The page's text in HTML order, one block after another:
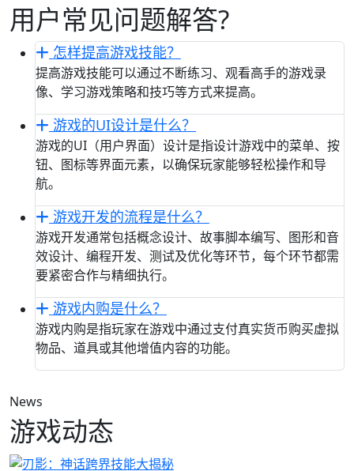
用户常见问题解答?
怎样提高游戏技能？
提高游戏技能可以通过不断练习、观看高手的游戏录
像、学习游戏策略和技巧等方式来提高。
游戏的UI设计是什么？
游戏的UI（用户界面）设计是指设计游戏中的菜单、按
钮、图标等界面元素，以确保玩家能够轻松操作和导
航。
游戏开发的流程是什么？
游戏开发通常包括概念设计、故事脚本编写、图形和音
效设计、编程开发、测试及优化等环节，每个环节都需
要紧密合作与精细执行。
游戏内购是什么？
游戏内购是指玩家在游戏中通过支付真实货币购买虚拟
物品、道具或其他增值内容的功能。
News
游戏动态